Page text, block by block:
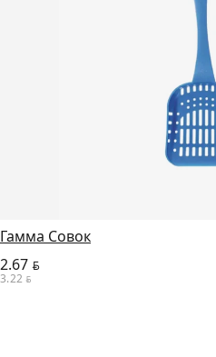
Гамма Совок
2.67 BYN
3.22 BYN